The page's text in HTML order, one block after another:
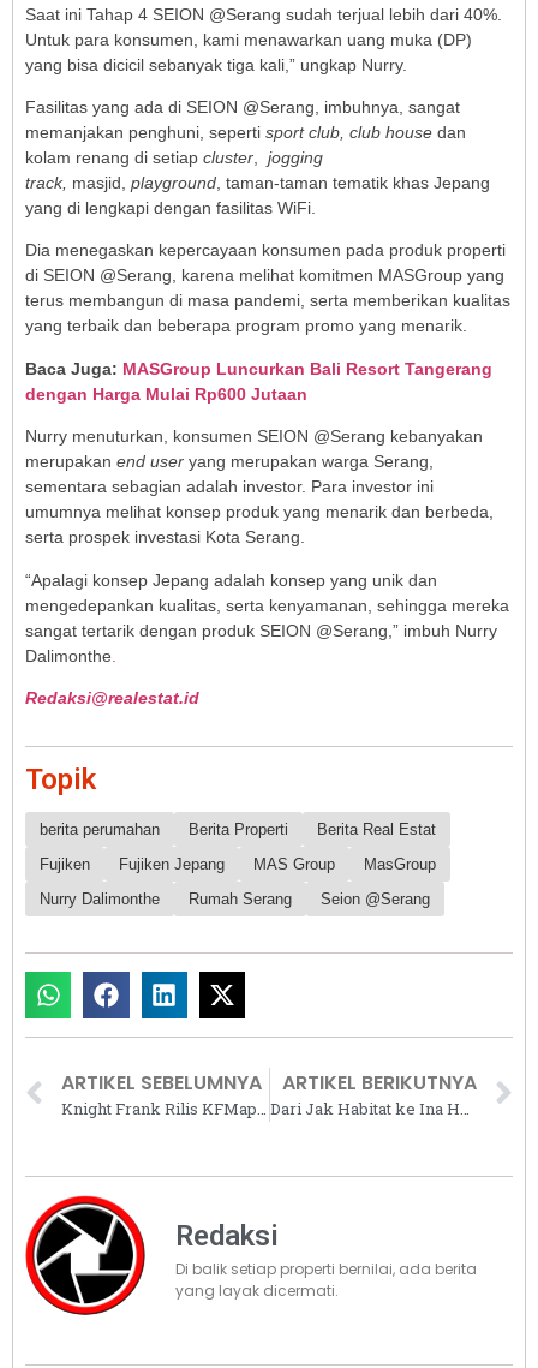
Saat ini Tahap 4 SEION @Serang sudah terjual lebih dari 40%.
Untuk para konsumen, kami menawarkan uang muka (DP)
yang bisa dicicil sebanyak tiga kali,” ungkap Nurry.
Fasilitas yang ada di SEION @Serang, imbuhnya, sangat
memanjakan penghuni, seperti sport club, club house dan
kolam renang di setiap cluster
jogging
track, masjid, playground , taman-taman tematik khas Jepang
yang di lengkapi dengan fasilitas WiFi.
Dia menegaskan kepercayaan konsumen pada produk properti
di SEION @Serang, karena melihat komitmen MASGroup yang
terus membangun di masa pandemi, serta memberikan kualitas
yang terbaik dan beberapa program promo yang menarik.
Baca Juga: MASGroup Luncurkan Bali Resort Tangerang
dengan Harga Mulai Rp600 Jutaan
Nurry menuturkan, konsumen SEION @Serang kebanyakan
merupakan end user yang merupakan warga Serang,
sementara sebagian adalah investor. Para investor ini
umumnya melihat konsep produk yang menarik dan berbeda,
serta prospek investasi Kota Serang.
“Apalagi konsep Jepang adalah konsep yang unik dan
mengedepankan kualitas, serta kenyamanan, sehingga mereka
sangat tertarik dengan produk SEION @Serang,” imbuh Nurry
Dalimonthe
Redaksi@realestat.id
Topik
berita perumahan Berita Properti
Berita Real Estat
Fujiken
Fujiken Jepang MAS Group
MasGroup
Nurry Dalimonthe
Rumah Serang Seion @Serang
ARTIKEL SEBELUMNYA
Knight Frank Rilis KFMap.Asia, Untuk Transaksi Properti Lebih Aktual dan Transparan
ARTIKEL BERIKUTNYA
Dari Jak Habitat ke Ina Habitat: Jak Transform, Bisa! (Bagian 3)
Redaksi
Di balik setiap properti bernilai, ada berita
yang layak dicermati.